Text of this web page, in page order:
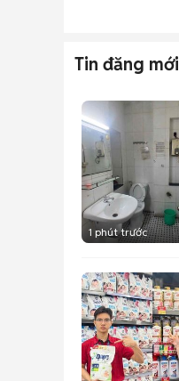
Tin đăng mới
1 phút trước